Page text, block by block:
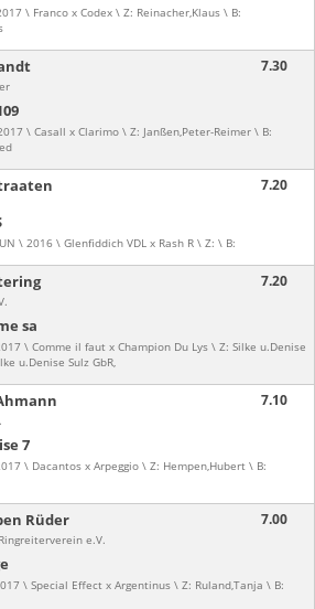
\ Franco x Codex \ Z: Reinacher,Klaus \ B:
\ Casall x Clarimo \ Z: Janßen,Peter-Reimer \ B:
7.30
\ 2016 \ Glenfiddich VDL x Rash R \ Z: \ B:
7.20
sa
\ Comme il faut x Champion Du Lys \ Z: Silke u.Denise
u.Denise Sulz GbR,
7.20
7
\ Dacantos x Arpeggio \ Z: Hempen,Hubert \ B:
7.10
\ Special Effect x Argentinus \ Z: Ruland,Tanja \ B:
Rüder
e.V.
7.00